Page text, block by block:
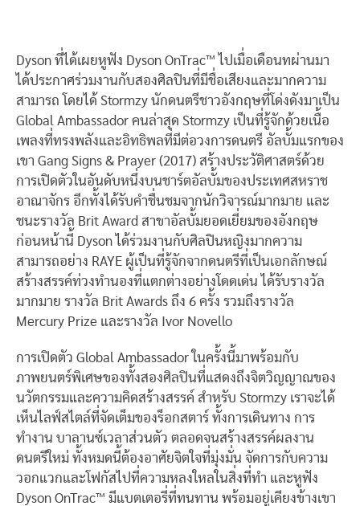
Dyson ที่ได้เผยหูฟัง Dyson OnTrac™ ไปเมื่อเดือนทผ่านมา
ได้ประกาศร่วมงานกับสองศิลปินที่มีชื่อเสียงและมากความ
สามารถ โดยได้ Stormzy นักดนตรีชาวอังกฤษที่โด่งดังมาเป็น
Global Ambassador คนล่าสุด Stormzy เป็นที่รู้จักด้วยเนื้อ
เพลงที่ทรงพลังและอิทธิพลที่มีต่อวงการดนตรี อัลบั้มแรกของ
เขา Gang Signs & Prayer (2017) สร้างประวัติศาสตร์ด้วย
การเปิดตัวในอันดับหนึ่งบนชาร์ตอัลบั้มของประเทศสหราช
อาณาจักร อีกทั้งได้รับคำชื่นชมจากนักวิจารณ์มากมาย และ
ชนะรางวัล Brit Award สาขาอัลบั้มยอดเยี่ยมของอังกฤษ
ก่อนหน้านี้ Dyson ได้ร่วมงานกับศิลปินหญิงมากความ
สามารถอย่าง RAYE ผู้เป็นที่รู้จักจากดนตรีที่เป็นเอกลักษณ์
สร้างสรรค์ท่วงทำนองที่แตกต่างอย่างโดดเด่น ได้รับรางวัล
มากมาย รางวัล Brit Awards ถึง 6 ครั้ง รวมถึงรางวัล
Mercury Prize และรางวัล Ivor Novello
การเปิดตัว Global Ambassador ในครั้งนี้มาพร้อมกับ
ภาพยนตร์พิเศษของทั้งสองศิลปินที่แสดงถึงจิตวิญญาณของ
นวัตกรรมและความคิดสร้างสรรค์ สำหรับ Stormzy เราจะได้
เห็นไลฟ์สไตล์ที่จัดเต็มของร็อกสตาร์ ทั้งการเดินทาง การ
ทำงาน บาลานซ์เวลาส่วนตัว ตลอดจนสร้างสรรค์ผลงาน
ดนตรีใหม่ ทั้งหมดนี้ต้องอาศัยจิตใจที่มุ่งมั่น จัดการกับความ
วอกแวกและโฟกัสไปที่ความหลงใหลในสิ่งที่ทำ และหูฟัง
Dyson OnTrac™ มีแบตเตอรี่ที่ทนทาน พร้อมอยู่เคียงข้างเขา